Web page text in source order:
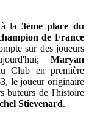
la 3ème place du
de France
sur des joueurs
Maryan
Club en première
le joueur originaire
buteurs de l'histoire
Stievenard.